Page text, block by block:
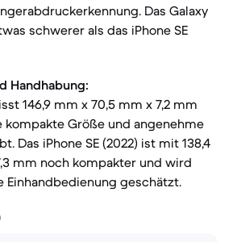
Das Galaxy
schwerer als das iPhone SE
Handhabung:
146,9 mm x 70,5 mm x 7,2 mm
Größe und angenehme
Das iPhone SE (2022) ist mit 138,4
mm noch kompakter und wird
Einhandbedienung geschätzt.